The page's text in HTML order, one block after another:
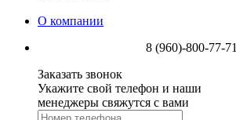
О компании
8 (960)-800-77-71
Заказать звонок
Укажите свой телефон и наши
менеджеры свяжутся с вами